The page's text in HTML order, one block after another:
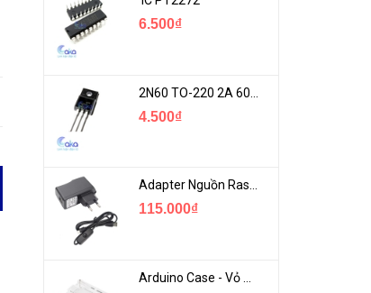
6.500₫
4.500₫
Adapter Nguồn Raspberry 5V 2.5A - USB Micro Có Công Tắc
115.000₫